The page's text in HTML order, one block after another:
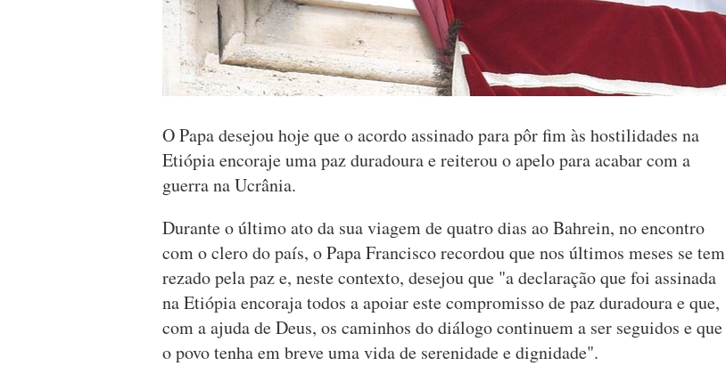
O Papa desejou hoje que o acordo assinado para pôr fim às hostilidades na
Etiópia encoraje uma paz duradoura e reiterou o apelo para acabar com a
guerra na Ucrânia.
Durante o último ato da sua viagem de quatro dias ao Bahrein, no encontro
com o clero do país, o Papa Francisco recordou que nos últimos meses se tem
rezado pela paz e, neste contexto, desejou que "a declaração que foi assinada
na Etiópia encoraja todos a apoiar este compromisso de paz duradoura e que,
com a ajuda de Deus, os caminhos do diálogo continuem a ser seguidos e que
o povo tenha em breve uma vida de serenidade e dignidade".